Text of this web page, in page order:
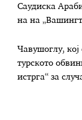
Саудиска
на на
Чавушоглу, кој
турското
истрга“ за